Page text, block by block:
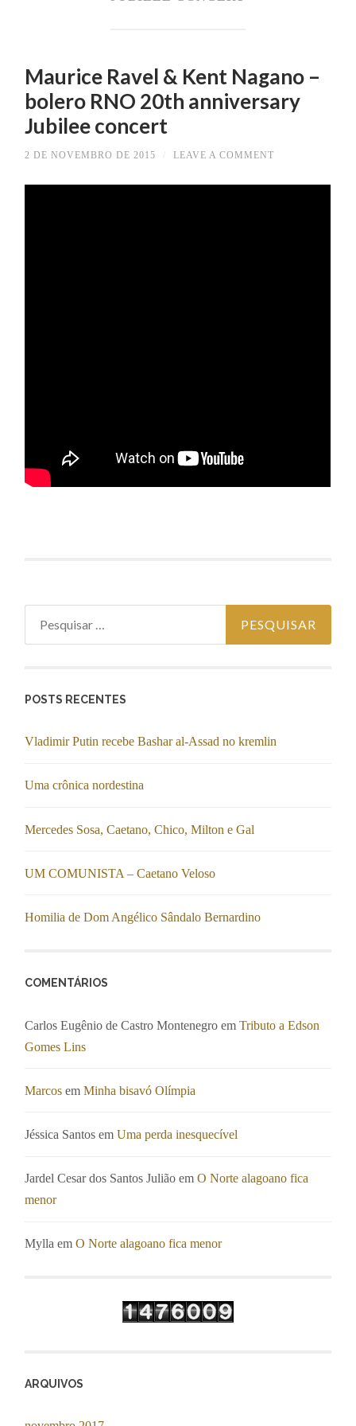
Maurice Ravel & Kent Nagano –
bolero RNO 20th anniversary
Jubilee concert
2 DE NOVEMBRO DE 2015 LEAVE A COMMENT
POSTS RECENTES
Vladimir Putin recebe Bashar al-Assad no kremlin
Uma crônica nordestina
Mercedes Sosa, Caetano, Chico, Milton e Gal
UM COMUNISTA – Caetano Veloso
Homilia de Dom Angélico Sândalo Bernardino
COMENTÁRIOS
Carlos Eugênio de Castro Montenegro emTributo a Edson
Gomes Lins
Marcos emMinha bisavó Olímpia
Jéssica Santos emUma perda inesquecível
Jardel Cesar dos Santos Julião emO Norte alagoano fica
menor
Mylla emO Norte alagoano fica menor
ARQUIVOS